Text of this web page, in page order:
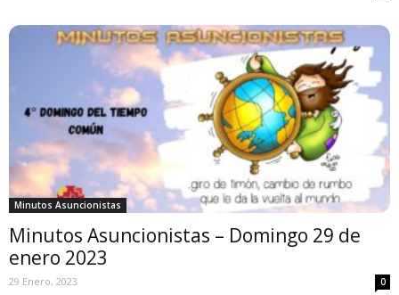
Minutos Asuncionistas
Minutos Asuncionistas – Domingo 29 de
enero 2023
29 Enero, 2023 0